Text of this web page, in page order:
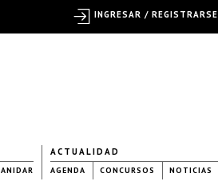
ANIDAR
ACTUALIDAD
AGENDA CONCURSOS NOTICIAS
INGRESAR / REGISTRARSE